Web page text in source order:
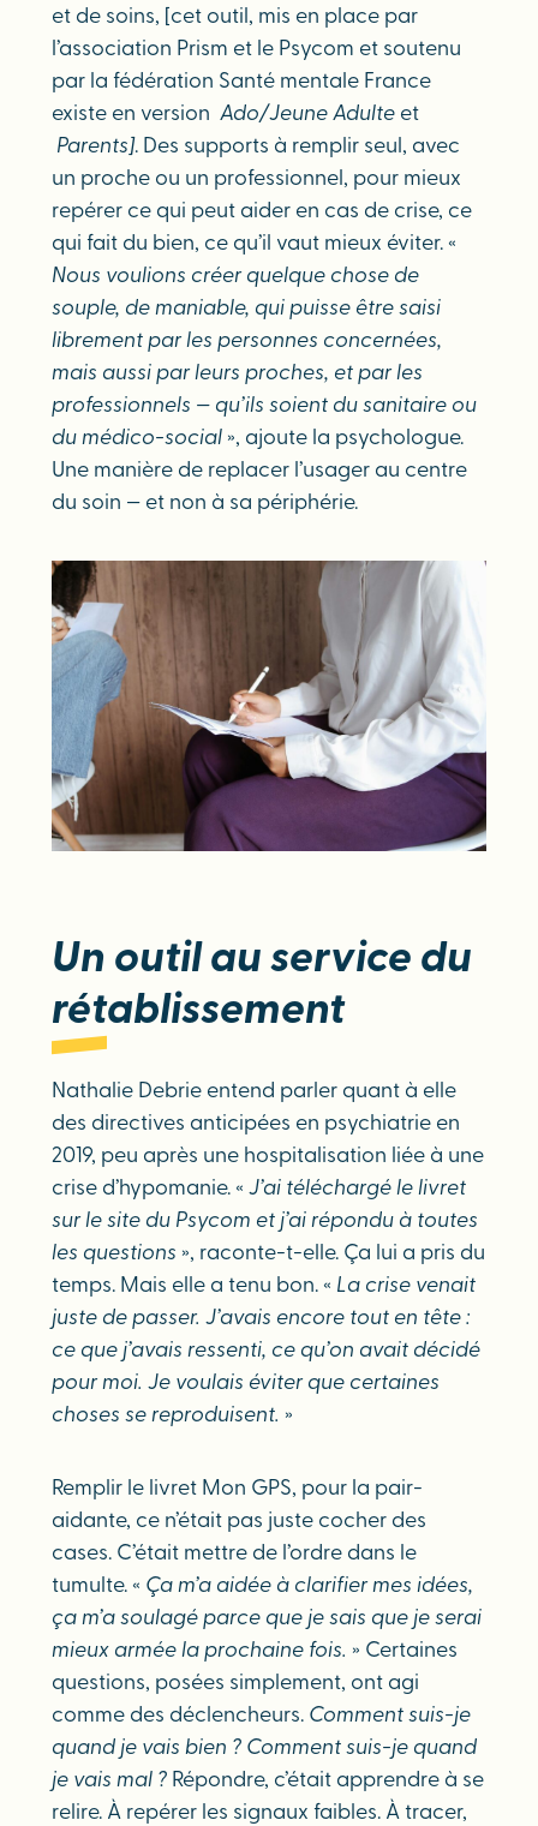
et de soins, [cet outil, mis en place par
l’association Prism et le Psycom et soutenu
par la fédération Santé mentale France
existe en version Ado/Jeune Adulteet
Parents]. Des supports à remplir seul, avec
un proche ou un professionnel, pour mieux
repérer ce qui peut aider en cas de crise, ce
qui fait du bien, ce qu’il vaut mieux éviter. «
Nous voulions créer quelque chose de
souple, de maniable, qui puisse être saisi
librement par les personnes concernées,
mais aussi par leurs proches, et par les
professionnels — qu’ils soient du sanitaire ou
du médico-social», ajoute la psychologue.
Une manière de replacer l’usager au centre
du soin — et non à sa périphérie.
Un outil au service du
rétablissement
Nathalie Debrie entend parler quant à elle
des directives anticipées en psychiatrie en
2019, peu après une hospitalisation liée à une
crise d’hypomanie. « J’ai téléchargé le livret
sur le site du Psycom et j’ai répondu à toutes
les questions », raconte-t-elle. Ça lui a pris du
temps. Mais elle a tenu bon. « La crise venait
juste de passer. J’avais encore tout en tête :
ce que j’avais ressenti, ce qu’on avait décidé
pour moi. Je voulais éviter que certaines
choses se reproduisent. »
Remplir le livret Mon GPS, pour la pair-
aidante, ce n’était pas juste cocher des
cases. C’était mettre de l’ordre dans le
tumulte. « Ça m’a aidée à clarifier mes idées,
ça m’a soulagé parce que je sais que je serai
mieux armée la prochaine fois. » Certaines
questions, posées simplement, ont agi
comme des déclencheurs.Comment suis-je
quand je vais bien ? Comment suis-je quand
je vais mal ?Répondre, c’était apprendre à se
relire. À repérer les signaux faibles. À tracer,